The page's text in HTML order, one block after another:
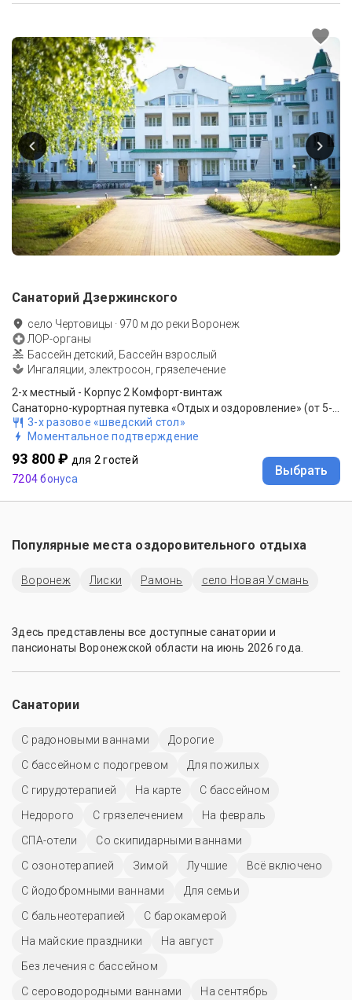
Санаторий Дзержинского
село Чертовицы · 970 м до реки Воронеж
ЛОР-органы
Бассейн детский, Бассейн взрослый
Ингаляции, электросон, грязелечение
2-x местный - Корпус 2 Комфорт-винтаж
3-х разовое «шведский стол»
Моментальное подтверждение
93 800 ₽ для 2 гостей
7204 бонуса
Выбрать
Популярные места оздоровительного отдыха
Воронеж Лиски Рамонь село Новая Усмань
Здесь представлены все доступные санатории и
пансионаты Воронежской области на июнь 2026 года.
Санатории
С радоновыми ваннами
Дорогие
С бассейном с подогревом
Для пожилых
С гирудотерапией
На карте
C бассейном
Недорого
С грязелечением
На февраль
СПА-отели
Со скипидарными ваннами
С озонотерапией
Зимой Лучшие
Всё включено
С йодобромными ваннами
Для семьи
С бальнеотерапией
С барокамерой
На майские праздники
На август
Без лечения с бассейном
С сероводородными ваннами
На сентябрь